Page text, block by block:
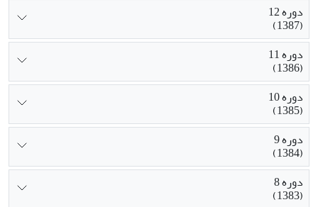
دوره 12
(1387)
دوره 11
(1386)
دوره 10
(1385)
دوره 9
(1384)
دوره 8
(1383)